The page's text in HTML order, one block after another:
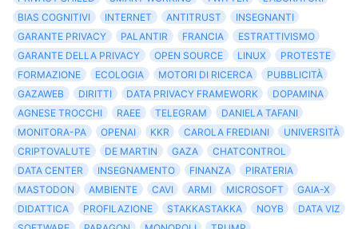
BIAS COGNITIVI
INTERNET ANTITRUST
INSEGNANTI
GARANTE PRIVACY
PALANTIR FRANCIA
ESTRATTIVISMO
GARANTE DELLA PRIVACY
OPEN SOURCE LINUX
PROTESTE
FORMAZIONE
ECOLOGIA MOTORI DI RICERCA
PUBBLICITÀ
GAZAWEB
DIRITTI DATA PRIVACY FRAMEWORK
DOPAMINA
AGNESE TROCCHI
RAEE TELEGRAM
DANIELA TAFANI
MONITORA-PA
OPENAI KKR CAROLA FREDIANI
UNIVERSITÀ
CRIPTOVALUTE
DE MARTIN GAZA
CHATCONTROL
DATA CENTER
INSEGNAMENTO FINANZA
PIRATERIA
MASTODON
AMBIENTE CAVI ARMI MICROSOFT
GAIA-X
DIDATTICA
PROFILAZIONE STAKKASTAKKA NOYB
DATA VIZ